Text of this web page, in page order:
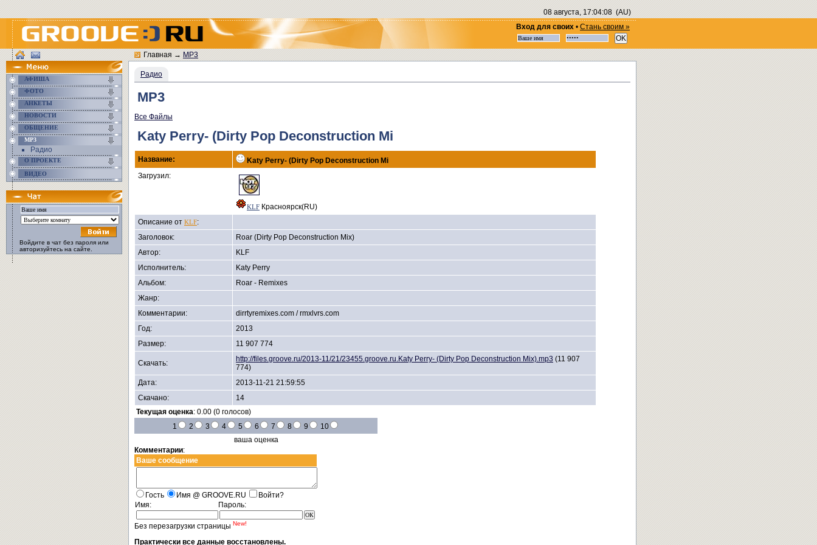
08 августа, 17:04:09(AU)
Вход для своих • Стань своим »
АФИША
ФОТО
АНКЕТЫ
НОВОСТИ
ОБЩЕНИЕ
MP3
Радио
О ПРОЕКТЕ
ВИДЕО
Войдите в чат без пароля или
авторизуйтесь на сайте.
Главная→MP3
Радио
MP3
Все Файлы
Katy Perry- (Dirty Pop Deconstruction Mi
Название:
Katy Perry- (Dirty Pop Deconstruction Mi
Загрузил:
KLF Красноярск(RU)
Описание от KLF:
Заголовок:
Roar (Dirty Pop Deconstruction Mix)
Автор:
KLF
Исполнитель:
Katy Perry
Альбом:
Roar - Remixes
Жанр:
Комментарии:
dirrtyremixes.com / rmxlvrs.com
Год:
2013
Размер:
11 907 774
Скачать: http://files.groove.ru/2013-11/21/23455.groove.ru.Katy Perry- (Dirty Pop Deconstruction Mix).mp3 (11 907
774)
Дата:
2013-11-21 21:59:55
Скачано:
14
Текущая оценка: 0.00 (0 голосов)
1
2 3 4 5 6 7 8 9
10
ваша оценка
Комментарии:
Ваше сообщение
Гость Имя @ GROOVE.RU
Войти?
Имя:
Пароль:
Без перезагрузки страницы New!
Практически все данные восстановлены.